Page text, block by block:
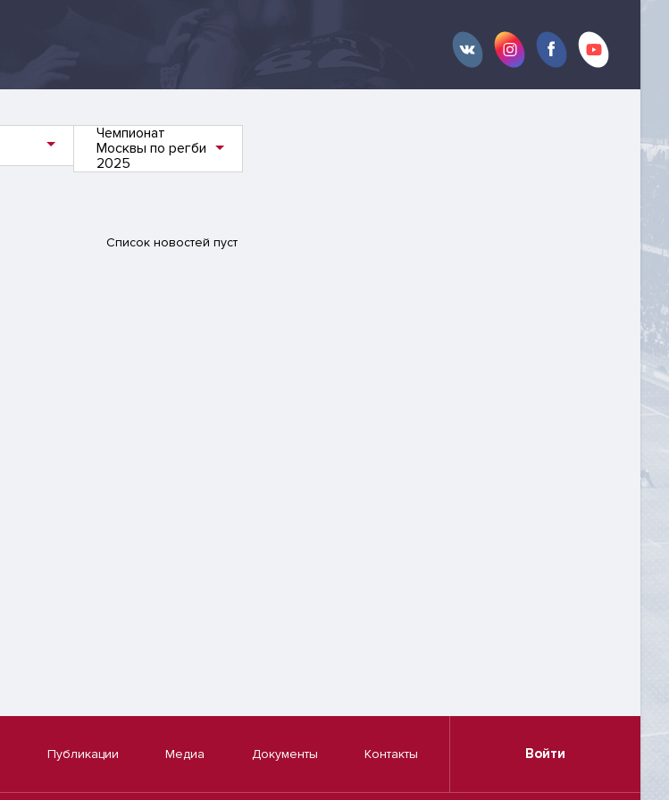
Чемпионат
Москвы по регби
2025
Список новостей пуст
Публикации Медиа Документы Контакты Войти